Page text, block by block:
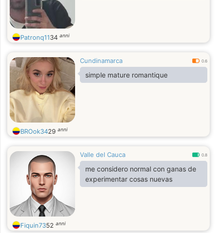
Patronq1134 anni
Cundinamarca 0.6
simple mature romantique
BROok3429 anni
Valle del Cauca 0.8
me considero normal con ganas de
experimentar cosas nuevas
Fiquin7352 anni